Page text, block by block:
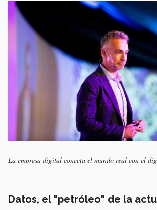
La empresa digital conecta el mundo real con el
Datos, el "petróleo" de la